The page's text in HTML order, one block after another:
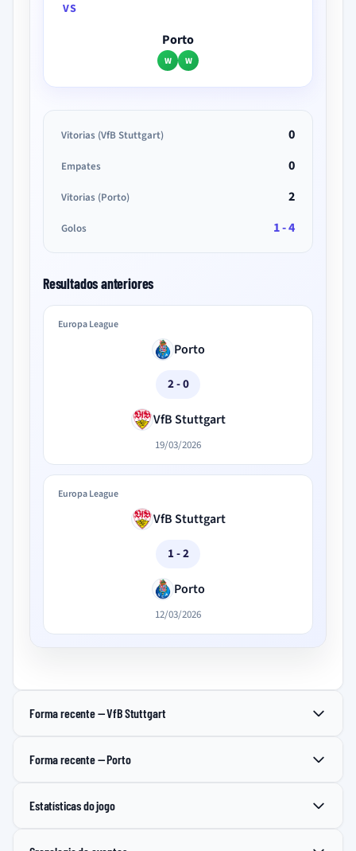
VS
Porto
W W
Vitorias (VfB Stuttgart) 0
Empates 0
Vitorias (Porto) 2
Golos 1 - 4
Resultados anteriores
Europa League
Porto
2 - 0
VfB Stuttgart
19/03/2026
Europa League
VfB Stuttgart
1 - 2
Porto
12/03/2026
Forma recente — VfB Stuttgart
Forma recente — Porto
Estatísticas do jogo